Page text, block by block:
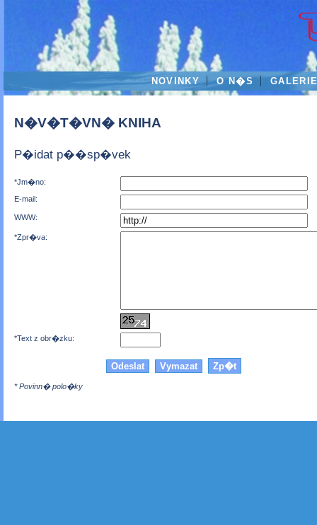
NOVINKY O N�S
N�V�T�VN� KNIHA
P�idat p��sp�vek
*Jm�no:
E-mail:
WWW:
*Zpr�va:
*Text z obr�zku:
* Povinn� polo�ky